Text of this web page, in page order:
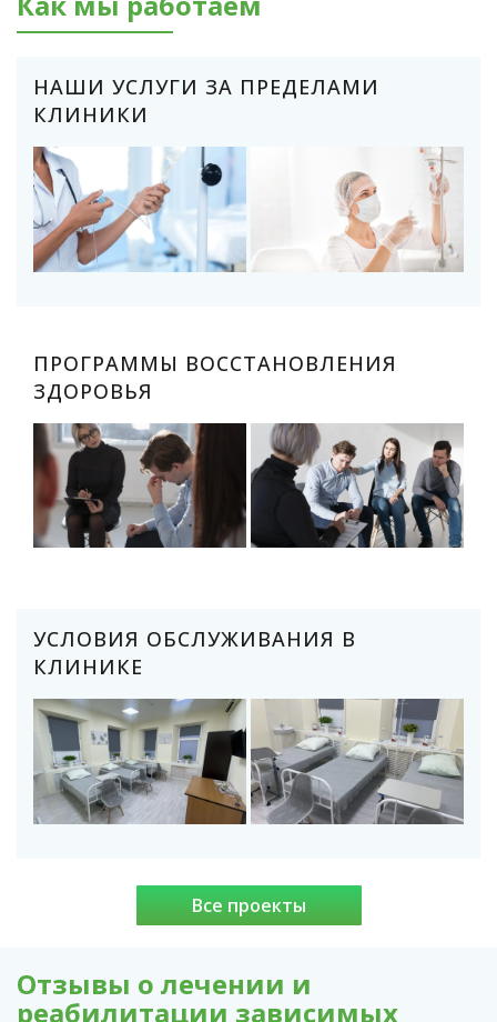
НАШИ УСЛУГИ ЗА ПРЕДЕЛАМИ
КЛИНИКИ
ПРОГРАММЫ ВОССТАНОВЛЕНИЯ
ЗДОРОВЬЯ
УСЛОВИЯ ОБСЛУЖИВАНИЯ В
КЛИНИКЕ
Все проекты
Отзывы о лечении и
реабилитации зависимых